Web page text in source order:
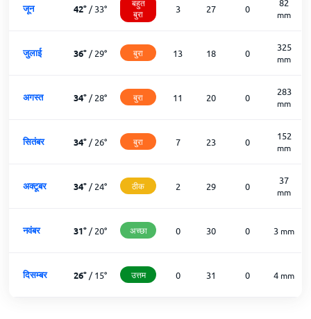
जून 42°/33°
बहुत
बुरा
3 27 0 mm
जुलाई 36°/29° बुरा 13 18 0
325
mm
अगस्त 34°/28° बुरा 11 20 0
283
mm
सितंबर 34°/26° बुरा 7 23 0
152
mm
अक्टूबर 34°/24° ठीक 2 29 0
37
mm
नवंबर 31°/20° अच्छा 0 30 0 3 mm
दिसम्बर 26°/15° उत्तम 0 31 0 4 mm